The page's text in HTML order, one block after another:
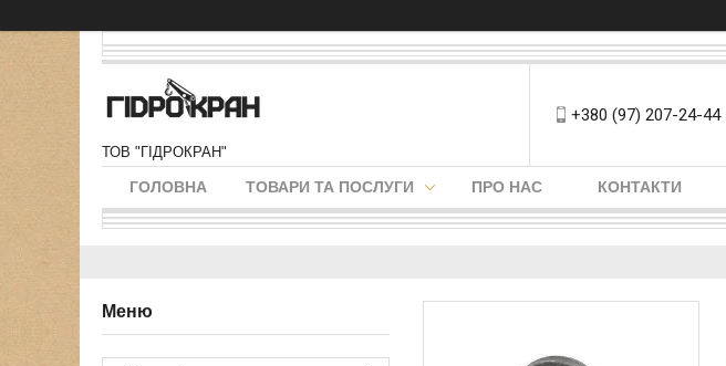
ТОВ "ГІДРОКРАН"
+380 (97) 207-24-44
ГОЛОВНА ТОВАРИ ТА ПОСЛУГИ ПРО НАС КОНТАКТИ